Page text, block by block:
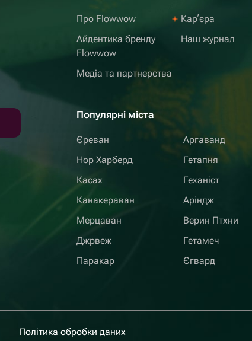
Про Flowwow
Айдентика бренду
Flowwow
Медіа та партнерства
Карʼєра
Наш журнал
Популярні міста
Єреван
Нор Харберд
Касах
Канакераван
Мерцаван
Джрвеж
Паракар
Аргаванд
Гетапня
Геханіст
Аріндж
Верин Птхни
Гетамеч
Єгвард
Політика обробки даних